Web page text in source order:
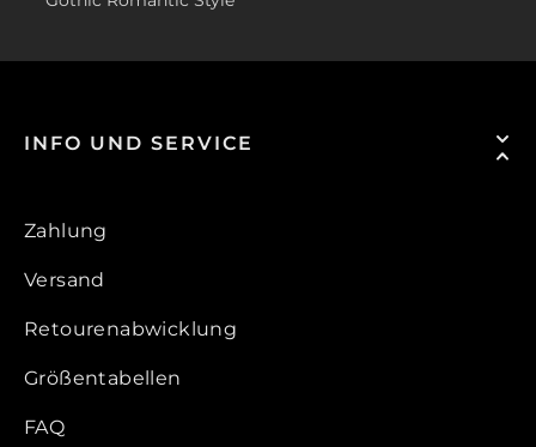
INFO UND SERVICE
Zahlung
Versand
Retourenabwicklung
Größentabellen
FAQ